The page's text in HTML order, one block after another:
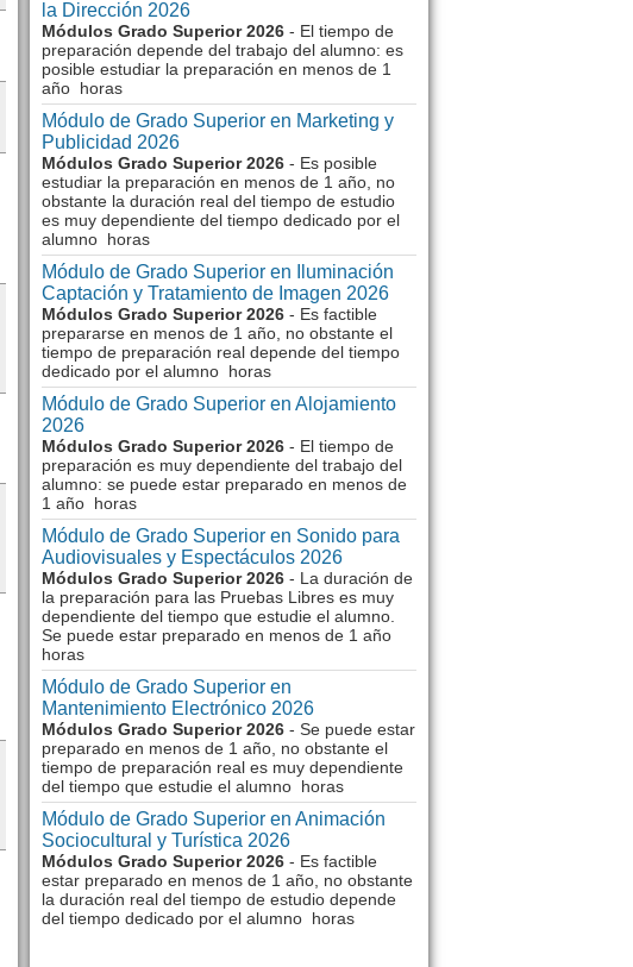
la Dirección 2026
Módulos Grado Superior 2026 - El tiempo de
preparación depende del trabajo del alumno: es
posible estudiar la preparación en menos de 1
año horas
Módulo de Grado Superior en Marketing y
Publicidad 2026
Módulos Grado Superior 2026 - Es posible
estudiar la preparación en menos de 1 año, no
obstante la duración real del tiempo de estudio
es muy dependiente del tiempo dedicado por el
alumno horas
Módulo de Grado Superior en Iluminación
Captación y Tratamiento de Imagen 2026
Módulos Grado Superior 2026 - Es factible
prepararse en menos de 1 año, no obstante el
tiempo de preparación real depende del tiempo
dedicado por el alumno horas
Módulo de Grado Superior en Alojamiento
2026
Módulos Grado Superior 2026 - El tiempo de
preparación es muy dependiente del trabajo del
alumno: se puede estar preparado en menos de
1 año horas
Módulo de Grado Superior en Sonido para
Audiovisuales y Espectáculos 2026
Módulos Grado Superior 2026 - La duración de
la preparación para las Pruebas Libres es muy
dependiente del tiempo que estudie el alumno.
Se puede estar preparado en menos de 1 año
horas
Módulo de Grado Superior en
Mantenimiento Electrónico 2026
Módulos Grado Superior 2026 - Se puede estar
preparado en menos de 1 año, no obstante el
tiempo de preparación real es muy dependiente
del tiempo que estudie el alumno horas
Módulo de Grado Superior en Animación
Sociocultural y Turística 2026
Módulos Grado Superior 2026 - Es factible
estar preparado en menos de 1 año, no obstante
la duración real del tiempo de estudio depende
del tiempo dedicado por el alumno horas